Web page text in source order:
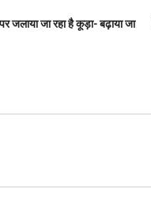
eजलाया जा रहा है कूड़ा- बढ़ाया जा